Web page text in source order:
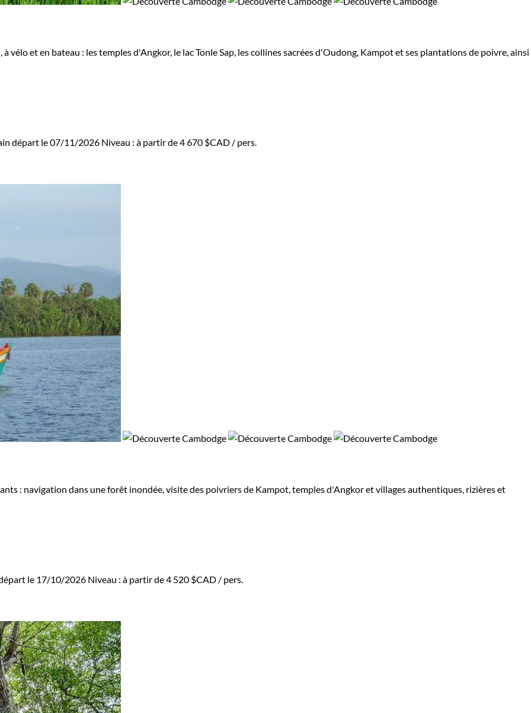
vélo et en bateau : les temples d'Angkor, le lac Tonle Sap, les collines sacrées d'Oudong, Kampot et ses plantations de poivre, ainsi
départ le 07/11/2026 Niveau : à partir de4 670 $CAD / pers.
: navigation dans une forêt inondée, visite des poivriers de Kampot, temples d'Angkor et villages authentiques, rizières et
le 17/10/2026 Niveau : à partir de4 520 $CAD / pers.